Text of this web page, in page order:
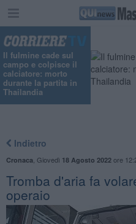
Il fulmine cade sul
campo e colpisce il
calciatore: morto
durante la partita in
Thailandia
Indietro
Cronaca Giovedì 18 Agosto 2022ore
Tromba d'aria fa
operaio